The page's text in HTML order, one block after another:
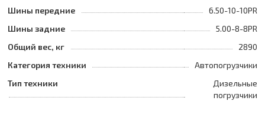
Шины передние
6.50-10-10PR
Шины задние
5.00-8-8PR
Общий вес, кг
2890
Категория техники
Автопогрузчики
Тип техники
Дизельные
погрузчики